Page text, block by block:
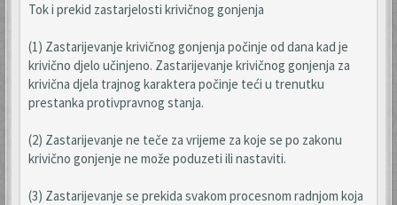
Tok i prekid zastarjelosti krivičnog gonjenja
(1) Zastarijevanje krivičnog gonjenja počinje od dana kad je
krivično djelo učinjeno. Zastarijevanje krivičnog gonjenja za
krivična djela trajnog karaktera počinje teći u trenutku
prestanka protivpravnog stanja.
(2) Zastarijevanje ne teče za vrijeme za koje se po zakonu
krivično gonjenje ne može poduzeti ili nastaviti.
(3) Zastarijevanje se prekida svakom procesnom radnjom koja